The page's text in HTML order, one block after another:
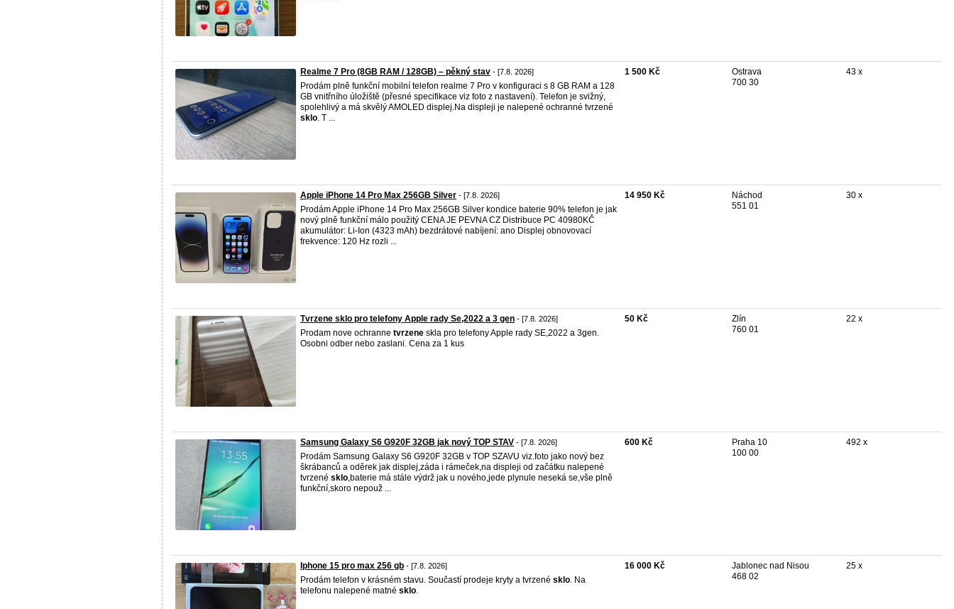
Realme 7 Pro (8GB RAM / 128GB) – pěkný stav - [7.8. 2026]
Prodám plně funkční mobilní telefon realme 7 Pro v konfiguraci s 8 GB RAM a 128
GB vnitřního úložiště (přesné specifikace viz foto z nastavení). Telefon je svižný,
spolehlivý a má skvělý AMOLED displej.Na displeji je nalepené ochranné tvrzené
sklo. T ...
1 500 Kč
Ostrava
700 30
43 x
Apple iPhone 14 Pro Max 256GB Silver - [7.8. 2026]
Prodám Apple iPhone 14 Pro Max 256GB Silver kondice baterie 90% telefon je jak
nový plně funkční málo použitý CENA JE PEVNA CZ Distribuce PC 40980KČ
akumulátor: Li-Ion (4323 mAh) bezdrátové nabíjení: ano Displej obnovovací
frekvence: 120 Hz rozli ...
14 950 Kč
Náchod
551 01
30 x
Tvrzene sklo pro telefony Apple rady Se,2022 a 3 gen - [7.8. 2026]
Prodam nove ochranne tvrzene skla pro telefony Apple rady SE,2022 a 3gen.
Osobni odber nebo zaslani. Cena za 1 kus
50 Kč
Zlín
760 01
22 x
Samsung Galaxy S6 G920F 32GB jak nový TOP STAV - [7.8. 2026]
Prodám Samsung Galaxy S6 G920F 32GB v TOP SZAVU viz.foto jako nový bez
škrábanců a oděrek jak displej,záda i rámeček,na displeji od začátku nalepené
tvrzené sklo,baterie má stále výdrž jak u nového,jede plynule neseká se,vše plně
funkční,skoro nepouž ...
600 Kč
Praha 10
100 00
492 x
Iphone 15 pro max 256 gb - [7.8. 2026]
Prodám telefon v krásném stavu. Součastí prodeje kryty a tvrzené sklo. Na
telefonu nalepené matné sklo.
16 000 Kč
Jablonec nad Nisou
468 02
25 x